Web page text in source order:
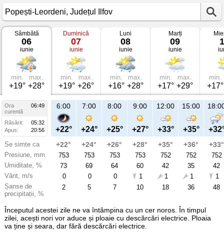
Vremea
Popești-
Leordeni
pe
iunie
2026
Județul
Sâmbătă
06
iunie
min.
+19°
max.
+28°
Duminică
07
iunie
min.
+19°
max.
+26°
Luni
08
iunie
min.
+16°
max.
+28°
Marți
09
iunie
min.
+17°
max.
+29°
min.
+17°
Ora
06:49
curentă
Răsărit:
05:32
Apus:
20:56
Se simte ca
Presiune, mm
Umiditate, %
Vânt, m/s
Șanse de
precipitații, %
6:00
+22°
+22°
753
73
0
2
7:00
+24°
+24°
753
69
0
5
8:00
+25°
+26°
753
64
0
7
9:00
+27°
+28°
753
60
1
10
12:00
+33°
+35°
752
42
1
18
15:00
+35°
+36°
752
35
1
36
+33°
752
42
1
48
Începutul acestei zile ne va întâmpina cu un cer noros. În timpul
zilei, acești nori vor aduce și ploaie cu descărcări electrice. Ploaia
va ține și seara, dar fără descărcări electrice.